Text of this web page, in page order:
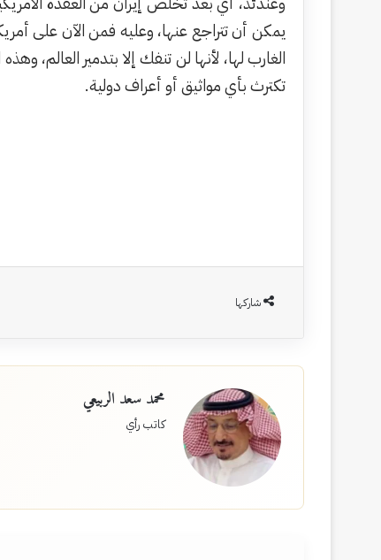
يمكن أن تتراجع عنها، وعليه فمن الآن على
الغارب لها، لأنها لن تنفك إلا بتدمير
تكترث بأي مواثيق أو أعراف دولية.
شاركها
محمد سعد الربيعي
كاتب رأي